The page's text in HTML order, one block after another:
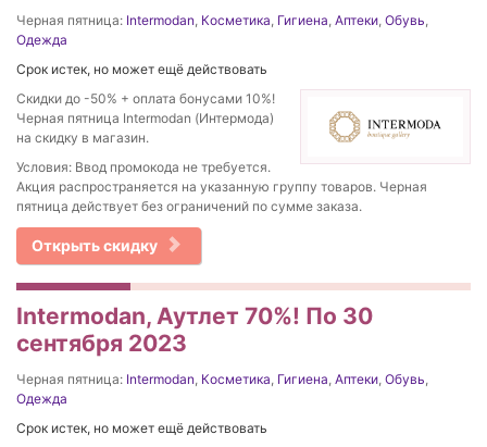
Черная пятница: Intermodan, Косметика, Гигиена, Аптеки, Обувь,
Одежда
Срок истек, но может ещё действовать
Скидки до -50% + оплата бонусами 10%!
Черная пятница Intermodan (Интермода)
на скидку в магазин.
Условия: Ввод промокода не требуется.
Акция распространяется на указанную группу товаров. Черная
пятница действует без ограничений по сумме заказа.
Открыть скидку
Intermodan, Аутлет 70%! По 30
сентября 2023
Черная пятница: Intermodan, Косметика, Гигиена, Аптеки, Обувь,
Одежда
Срок истек, но может ещё действовать